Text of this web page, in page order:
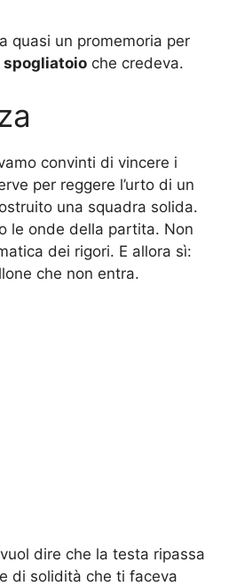
quasi un promemoria per
spogliatoio che credeva.
convinti di vincere i
per reggere l’urto di un
una squadra solida.
le onde della partita. Non
dei rigori. E allora sì:
che non entra.
dire che la testa ripassa
di solidità che ti faceva